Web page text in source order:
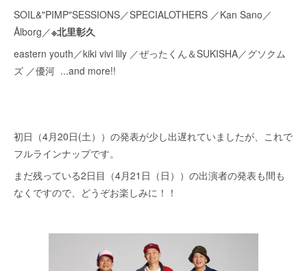
SOIL&"PIMP"SESSIONS／SPECIALOTHERS ／Kan Sano／
Ålborg／※北里彰久
eastern youth／kiki vivi lily ／ぜったくん＆SUKISHA／グソクム
ズ ／優河 ...and more!!
初日（4月20日(土））の発表が少し出遅れていましたが、これで
フルラインナップです。
まだ残っている2日目（4月21日（日））の出演者の発表も間も
なくですので、どうぞお楽しみに！！